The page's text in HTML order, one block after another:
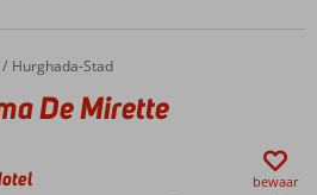
Hurghada-Stad
De Mirette
bewaar